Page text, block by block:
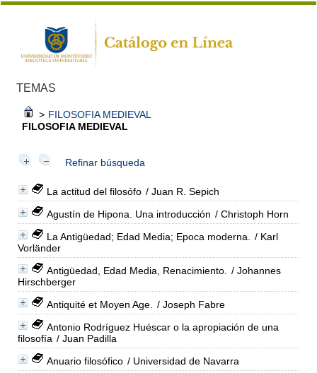
TEMAS
> FILOSOFIA MEDIEVAL
FILOSOFIA MEDIEVAL
Refinar búsqueda
La actitud del filosófo / Juan R. Sepich
Agustín de Hipona. Una introducción / Christoph Horn
La Antigüedad; Edad Media; Epoca moderna.
/ Karl
Vorländer
Antigüedad, Edad Media, Renacimiento.
/ Johannes
Hirschberger
Antiquité et Moyen Age.
/ Joseph Fabre
Antonio Rodríguez Huéscar o la apropiación de una
filosofía / Juan Padilla
Anuario filosófico / Universidad de Navarra